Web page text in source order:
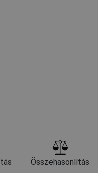
Összehasonlítás